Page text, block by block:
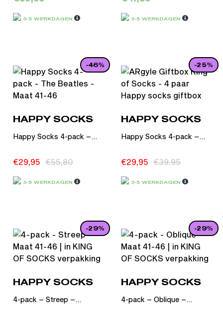
3-5 WERKDAGEN 3-5 WERKDAGEN
-46%
HAPPY SOCKS
Happy Socks 4-pack –...
€29,95 €55,80
3-5 WERKDAGEN
-25%
HAPPY SOCKS
Happy Socks 4-pack –...
€29,95 €39,95
3-5 WERKDAGEN
-29%
HAPPY SOCKS
4-pack – Streep –...
-29%
HAPPY SOCKS
4-pack – Oblique –...